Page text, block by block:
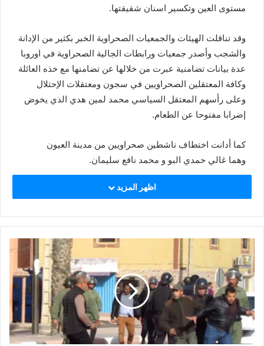
e
مستوى العين وتكسير اسنان شقيقتها.
وقد تناقلت الهيئات والجمعيات الصحراوية الخبر بكثير من الإدانة
والشجب وأصدر جمعيات ورابطات الجالية الصحراوية في اوروبا
عدة بيانات تضامنية عبرت من خلالها عن تضامنها مع خذه العائلة
وكافة المعتقلين الصحراويين في سجون ومعتقلات الإحتلال
وعلى رأسهم المعتقل السياسي محمد لمين هدي الذي يخوض
إضرابا مفتوحا عن الطعام.
كما أدانت اختطاف ناشطين صحراويين من مدينة العيون
وهما غالي حمدي البو و محمد نافع سليمان.
وفي هذا الإطار اصدر مكتب الجاليةالصحراوية في اوروبا بيانا
بضرورة حماية المدنيين الصحراويين في المناطق المحتلة من
الصحراء الغربية.
وتنشر البيان كما توصلنا به:
بسم الله الرحمن الرحيم
بيان
13/02/2021
بعد خرق دولة الاحتلال المغربية لوقف اطلاق النار, و استاناف
اظهر المزيد